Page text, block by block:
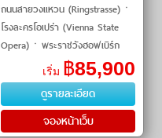
ถนนสายวงแหวน (Ringstrasse)ㆍ
โรงละครโอเปร่า (Vienna State
Opera)ㆍพระราชวังฮอฟเบิร์ก
(Hofburg Palace)ㆍถนนคาร์นท์
เนอร์ (Karntnerstrasse)ㆍร้านสวา
รอฟสกี�
เริ่ม ฿85,900
ดูรายละเอียด
จองหน้าเว็บ